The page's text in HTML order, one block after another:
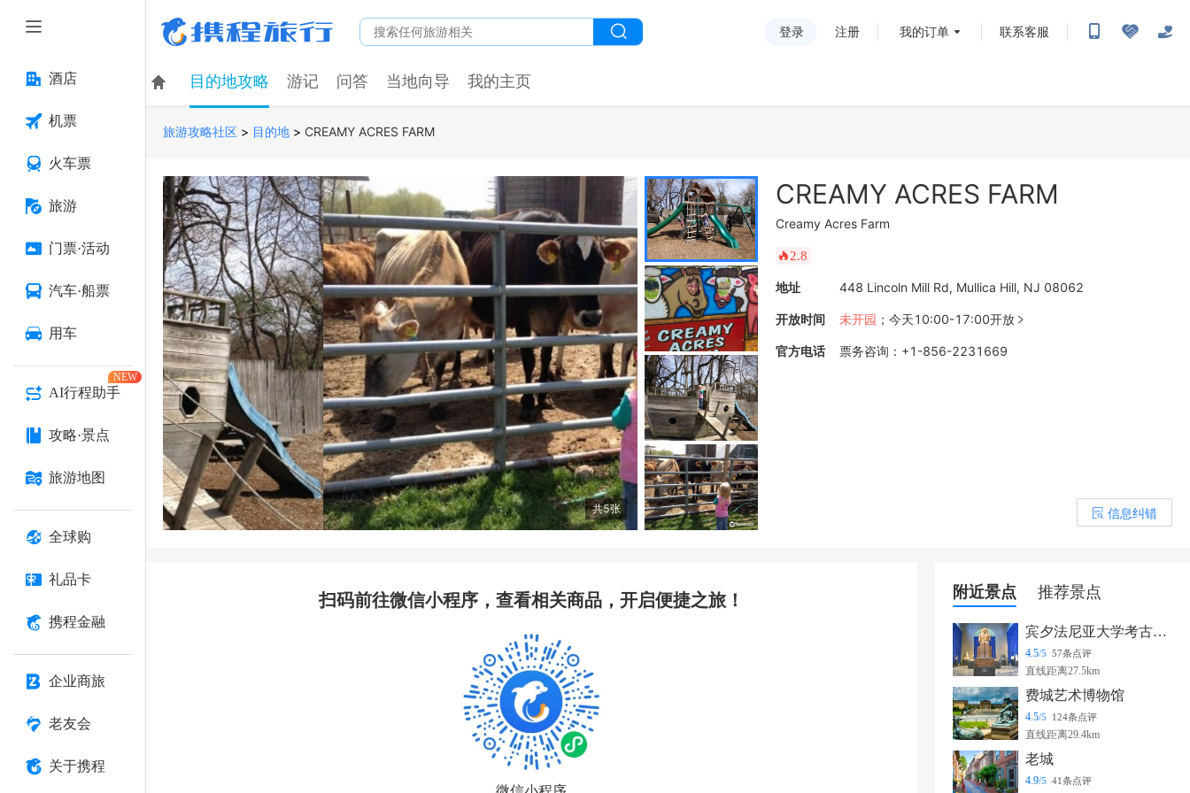
酒店
机票
火车票
旅游
门票·活动
汽车·船票
用车
AI行程助手
NEW
攻略·景点
旅游地图
全球购
礼品卡
携程金融
企业商旅
老友会
关于携程
登录 注册 我的订单 联系客服
目的地攻略 游记 问答 当地向导 我的主页
旅游攻略社区 > 目的地 > CREAMY ACRES FARM
共5张
CREAMY ACRES FARM
Creamy Acres Farm
󰺂 2.8
地址 448 Lincoln Mill Rd, Mullica Hill, NJ 08062
开放时间 未开园 ； 今天10:00-17:00开放 
官方电话 票务咨询 ： +1-856-2231669
󰎒 信息纠错
扫码前往微信小程序，查看相关商品，开启便捷之旅！ 附近景点 推荐景点
宾夕法尼亚大学考古学及人类学博物馆
4.5/5 57条点评
直线距离27.5km
费城艺术博物馆
4.5/5 124条点评
直线距离29.4km
老城
4.9/5 41条点评